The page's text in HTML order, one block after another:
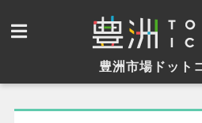
豊洲市場ドット